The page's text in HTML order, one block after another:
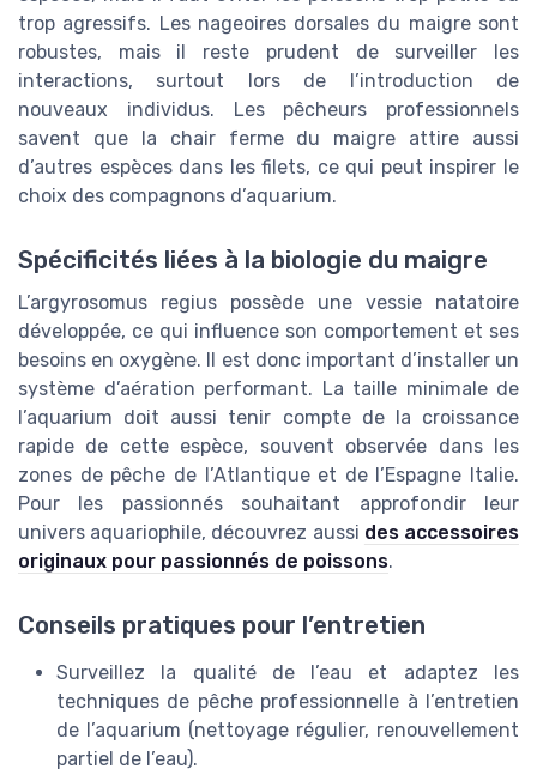
trop agressifs. Les nageoires dorsales du maigre sont
robustes, mais il reste prudent de surveiller les
interactions, surtout lors de l’introduction de
nouveaux individus. Les pêcheurs professionnels
savent que la chair ferme du maigre attire aussi
d’autres espèces dans les filets, ce qui peut inspirer le
choix des compagnons d’aquarium.
Spécificités liées à la biologie du maigre
L’argyrosomus regius possède une vessie natatoire
développée, ce qui influence son comportement et ses
besoins en oxygène. Il est donc important d’installer un
système d’aération performant. La taille minimale de
l’aquarium doit aussi tenir compte de la croissance
rapide de cette espèce, souvent observée dans les
zones de pêche de l’Atlantique et de l’Espagne Italie.
Pour les passionnés souhaitant approfondir leur
univers aquariophile, découvrez aussi des accessoires
originaux pour passionnés de poissons.
Conseils pratiques pour l’entretien
Surveillez la qualité de l’eau et adaptez les
techniques de pêche professionnelle à l’entretien
de l’aquarium (nettoyage régulier, renouvellement
partiel de l’eau).